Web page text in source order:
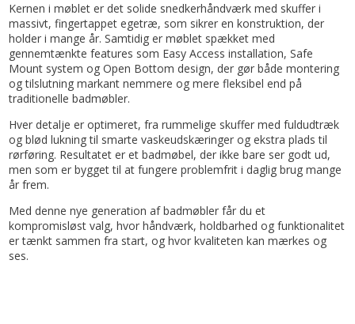
Kernen i møblet er det solide snedkerhåndværk med skuffer i
massivt, fingertappet egetræ, som sikrer en konstruktion, der
holder i mange år. Samtidig er møblet spækket med
gennemtænkte features som Easy Access installation, Safe
Mount system og Open Bottom design, der gør både montering
og tilslutning markant nemmere og mere fleksibel end på
traditionelle badmøbler.
Hver detalje er optimeret, fra rummelige skuffer med fuldudtræk
og blød lukning til smarte vaskeudskæringer og ekstra plads til
rørføring. Resultatet er et badmøbel, der ikke bare ser godt ud,
men som er bygget til at fungere problemfrit i daglig brug mange
år frem.
Med denne nye generation af badmøbler får du et
kompromisløst valg, hvor håndværk, holdbarhed og funktionalitet
er tænkt sammen fra start, og hvor kvaliteten kan mærkes og
ses.